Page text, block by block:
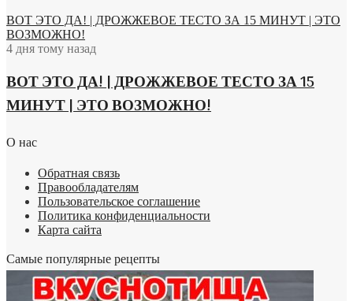
ВОТ ЭТО ДА! | ДРОЖЖЕВОЕ ТЕСТО ЗА 15 МИНУТ | ЭТО
ВОЗМОЖНО!
4 дня тому назад
ВОТ ЭТО ДА! | ДРОЖЖЕВОЕ ТЕСТО ЗА 15
МИНУТ | ЭТО ВОЗМОЖНО!
О нас
Обратная связь
Правообладателям
Пользовательское соглашение
Политика конфиденциальности
Карта сайта
Самые популярные рецепты